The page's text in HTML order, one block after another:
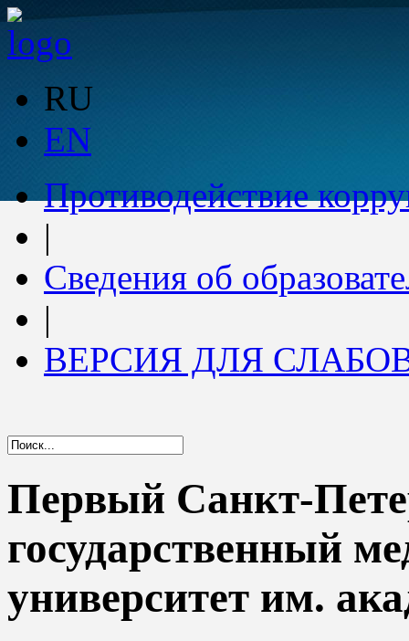
RU
EN
Противодействие
|
Сведения об
|
ВЕРСИЯ ДЛЯ
Первый Санкт-
государственный
университет им.